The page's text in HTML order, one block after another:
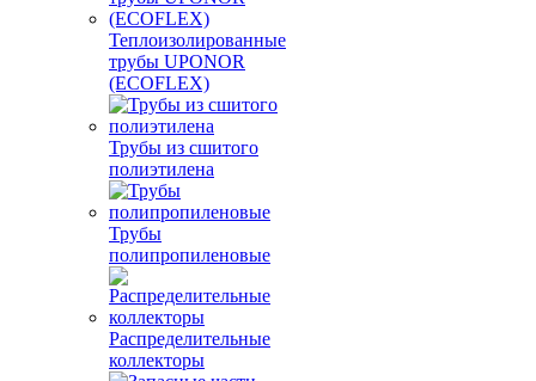
Теплоизолированные
трубы UPONOR
(ECOFLEX)
Трубы из сшитого
полиэтилена
Трубы
полипропиленовые
Распределительные
коллекторы